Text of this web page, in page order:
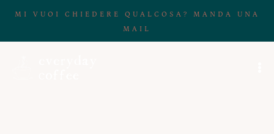
MI VUOI CHIEDERE QUALCOSA? MANDA UNA
MAIL